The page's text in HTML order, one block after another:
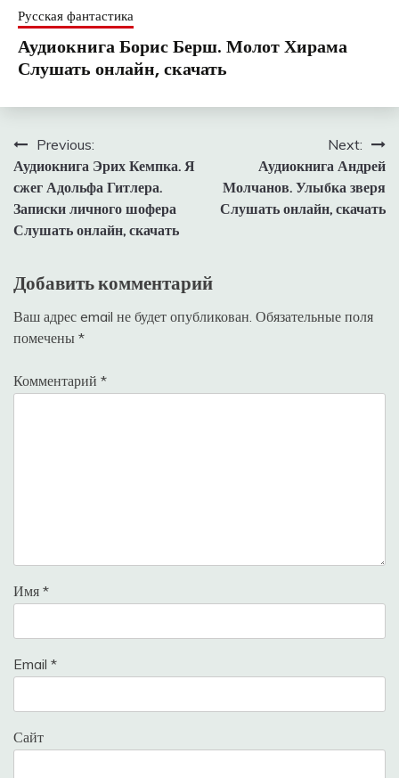
Русская фантастика
Аудиокнига Борис Берш. Молот Хирама
Слушать онлайн, скачать
Навигация
по
записям
Previous:
Аудиокнига Эрих Кемпка. Я
сжег Адольфа Гитлера.
Записки личного шофера
Слушать онлайн, скачать
Next:
Аудиокнига Андрей
Молчанов. Улыбка зверя
Слушать онлайн, скачать
Добавить комментарий
Ваш адрес email не будет опубликован. Обязательные поля
помечены *
Комментарий *
Имя *
Email *
Сайт